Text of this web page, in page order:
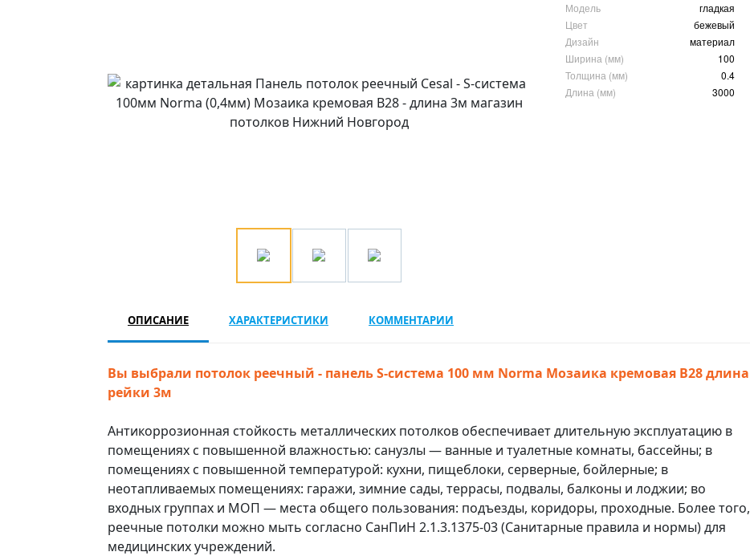
Модель
гладкая
Цвет
бежевый
Дизайн
материал
Ширина (мм)
100
Толщина (мм)
0.4
Длина (мм)
3000
ОПИСАНИЕ ХАРАКТЕРИСТИКИ КОММЕНТАРИИ
Вы выбрали потолок реечный - панель S-система 100 мм Norma Мозаика кремовая В28 длина
рейки 3м
Антикоррозионная стойкость металлических потолков обеспечивает длительную эксплуатацию в
помещениях с повышенной влажностью: санузлы — ванные и туалетные комнаты, бассейны; в
помещениях с повышенной температурой: кухни, пищеблоки, серверные, бойлерные; в
неотапливаемых помещениях: гаражи, зимние сады, террасы, подвалы, балконы и лоджии; во
входных группах и МОП — места общего пользования: подъезды, коридоры, проходные. Более того,
реечные потолки можно мыть согласно СанПиН 2.1.3.1375-03 (Санитарные правила и нормы) для
медицинских учреждений.